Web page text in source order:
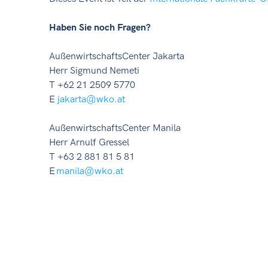
Haben Sie noch Fragen?
AußenwirtschaftsCenter Jakarta
Herr Sigmund Nemeti
T +62 21 2509 5770
E jakarta@wko.at
AußenwirtschaftsCenter Manila
Herr Arnulf Gressel
T +63 2 881 81 5 81
E manila@wko.at